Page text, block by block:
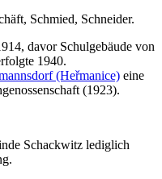
Schmied, Schneider.
davor Schulgebäude von
1940.
(Heřmanice) eine
(1923).
Schackwitz lediglich